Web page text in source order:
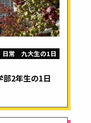
日常 九大生の1日
部2年生の1日